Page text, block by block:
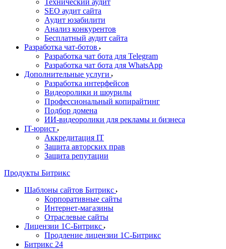
Технический аудит
SEO аудит сайта
Аудит юзабилити
Анализ конкурентов
Бесплатный аудит сайта
Разработка чат-ботов
Разработка чат бота для Telegram
Разработка чат бота для WhatsApp
Дополнительные услуги
Разработка интерфейсов
Видеоролики и шоурилы
Профессиональный копирайтинг
Подбор домена
ИИ-видеоролики для рекламы и бизнеса
IT-юрист
Аккредитация IT
Защита авторских прав
Защита репутации
Продукты Битрикс
Шаблоны сайтов Битрикс
Корпоративные сайты
Интернет-магазины
Отраслевые сайты
Лицензии 1С-Битрикс
Продление лицензии 1С-Битрикс
Битрикс 24